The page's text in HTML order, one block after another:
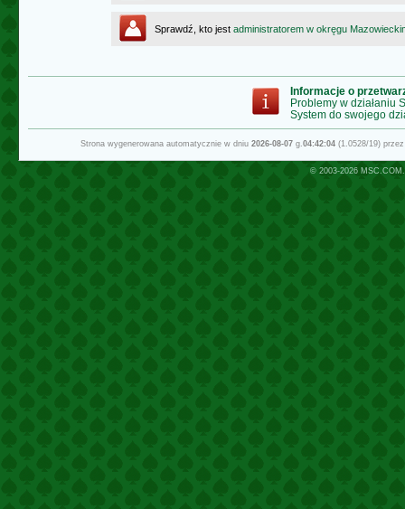
Sprawdź, kto jest administratorem w okręgu
Informacje o
Problemy w działaniu
System do swojego
Strona wygenerowana automatycznie w dniu 2026-08-07g.04:42:04(1.0528/19)
© 2003-2026